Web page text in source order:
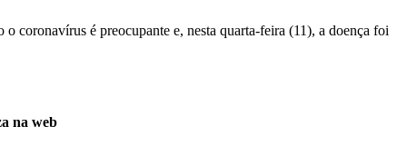
coronavírus é preocupante e, nesta quarta-feira (11), a doença foi
na web